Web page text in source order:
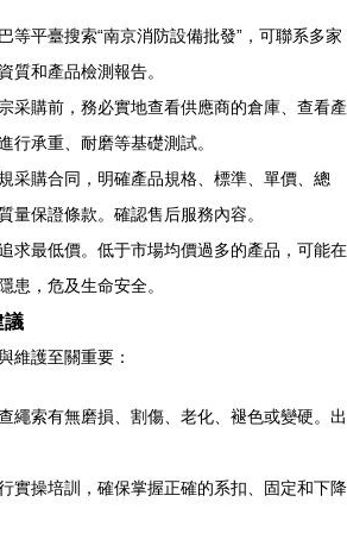
等平臺搜索“南京消防設備批發”，可聯系多家
質和產品檢測報告。
宗采購前，務必實地查看供應商的倉庫、查看產
行承重、耐磨等基礎測試。
采購合同，明確產品規格、標準、單價、總
量保證條款。確認售后服務內容。
求最低價。低于市場均價過多的產品，可能在
患，危及生命安全。
議
維護至關重要：
繩索有無磨損、割傷、老化、褪色或變硬。出
實操培訓，確保掌握正確的系扣、固定和下降